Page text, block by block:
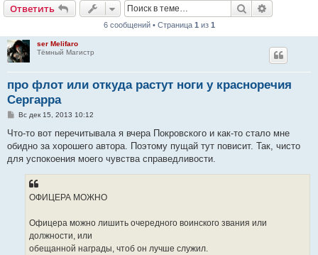
Ответить Поиск
6 сообщений • Страница 1 из 1
ser Melifaro
Тёмный Магистр
про флот или откуда растут ноги у красноречия
Сергарра
С
о
щ
е
Вс дек 15, 2013 10:12
Что-то вот перечитывала я вчера Покровского и как-то стало мне
обидно за хорошего автора. Поэтому пущай тут повисит. Так, чисто
для успокоения моего чувства справедливости.
ОФИЦЕРА МОЖНО
Офицера можно лишить очередного воинского звания или
должности, или
обещанной награды, чтоб он лучше служил.